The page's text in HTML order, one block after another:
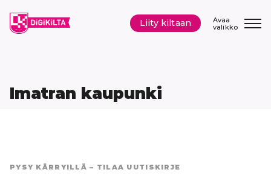
sisältöön
Avaa
valikko
Liity kiltaan
Imatran kaupunki
PYSY KÄRRYILLÄ – TILAA UUTISKIRJE